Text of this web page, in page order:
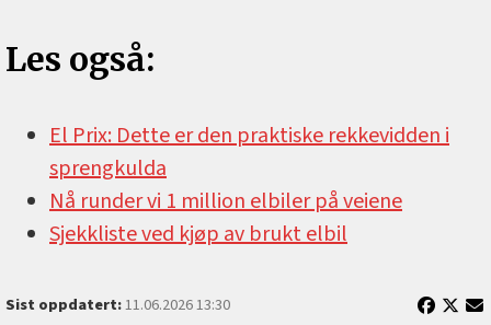
Les også:
El Prix: Dette er den praktiske rekkevidden i
sprengkulda
Nå runder vi 1 million elbiler på veiene
Sjekkliste ved kjøp av brukt elbil
Sist oppdatert:11.06.2026 13:30